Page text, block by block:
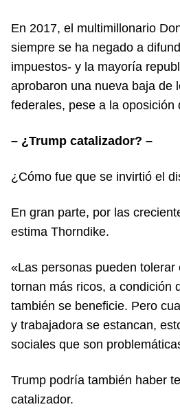
En 2017, el multimillonario
siempre se ha negado a
impuestos- y la mayoría
aprobaron una nueva baja de
federales, pese a la oposición
– ¿Trump catalizador? –
¿Cómo fue que se invirtió el
En gran parte, por las
estima Thorndike.
«Las personas pueden tolerar
tornan más ricos, a condición
también se beneficie. Pero
y trabajadora se estancan,
sociales que son
Trump podría también haber
catalizador.